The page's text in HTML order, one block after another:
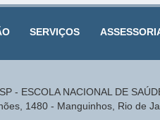
SERVIÇOS
- ESCOLA NACIONAL DE
1480 - Manguinhos, Rio de